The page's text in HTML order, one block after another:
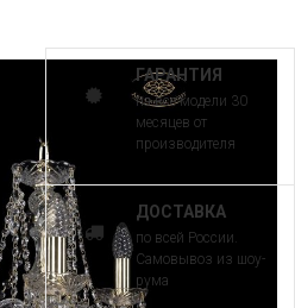
ГАРАНТИЯ
на все модели 30
месяцев от
производителя
ДОСТАВКА
по всей России.
Самовывоз из шоу-
рума